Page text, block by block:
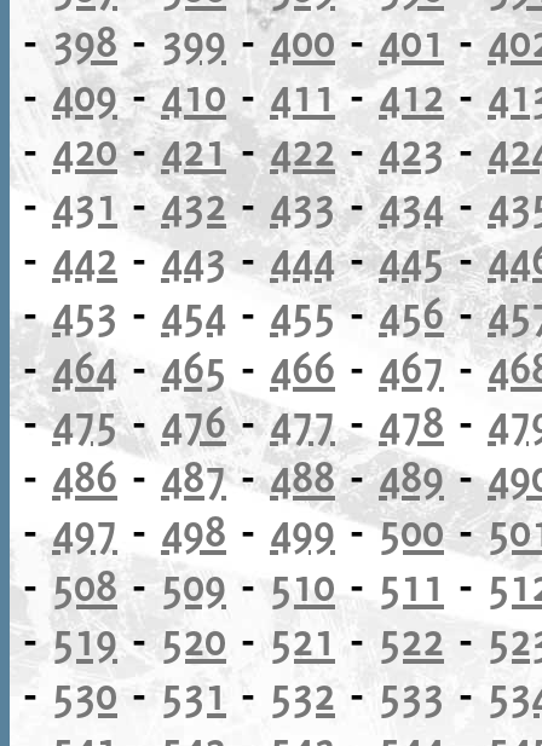
-398 -399 -400 - 401 -
- 409-410 -411-412 -
- 420-421-422 - 423-
- 431 -432- 433-434-
- 442 -443-444-445-
-453 - 454 - 455-456-
-464-465 - 466 - 467-
-475- 476-477- 478 -
- 486 - 487-488-489-
-497 - 498 - 499-500-
- 508 -509 - 510 - 511 -
-519-520 - 521 - 522 -
- 530 - 531 - 532 - 533 -